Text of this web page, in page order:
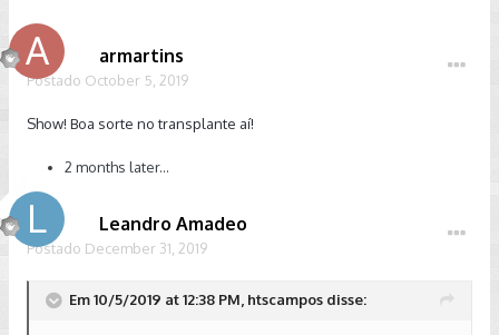
armartins
Postado October 5, 2019
Show! Boa sorte no transplante aí!
2 months later...
Leandro Amadeo
Postado December 31, 2019
Em 10/5/2019 at 12:38 PM, htscampos disse: